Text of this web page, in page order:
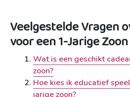
Veelgestelde Vragen
voor een 1-Jarige Zoon
Wat is een geschikt
zoon?
Hoe kies ik educatief
jarige zoon?